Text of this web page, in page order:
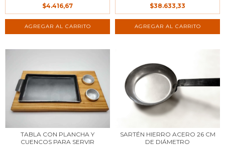
$4.416,67
$38.633,33
TABLA CON PLANCHA Y
CUENCOS PARA SERVIR
SARTÉN HIERRO ACERO 26 CM
DE DIÁMETRO